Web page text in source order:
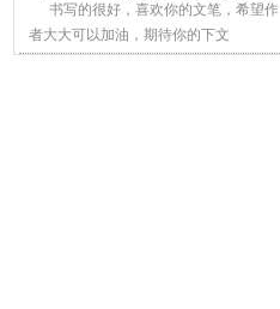
上谁都会痛
书写的很好，喜欢你的文笔，希望作
者大大可以加油，期待你的下文
管理员回复： 再次回归，来踩~